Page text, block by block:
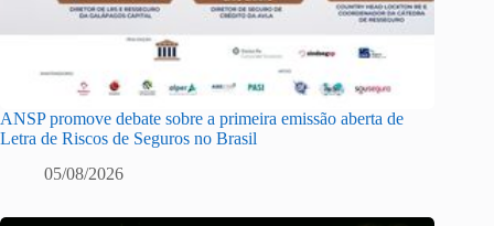
ANSP promove debate sobre a primeira emissão aberta de
Letra de Riscos de Seguros no Brasil
05/08/2026